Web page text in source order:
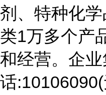
剂、特种化
类1万多个产
和经营。企
话